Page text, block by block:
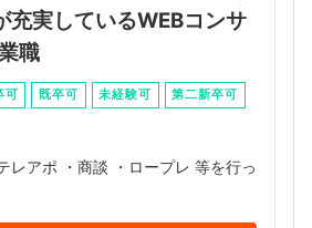
充実しているWEBコンサ
職
可 既卒可 未経験可
第二新卒可
レアポ ・商談 ・ロープレ 等を行っ